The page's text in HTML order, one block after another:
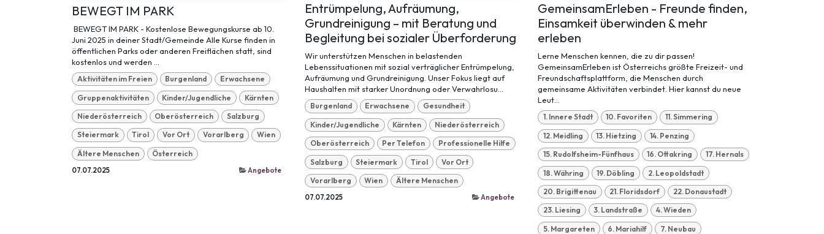
BEWEGT IM PARK
BEWEGT IM PARK - Kostenlose Bewegungskurse ab 10.
Juni 2025 in deiner Stadt/Gemeinde Alle Kurse finden in
öffentlichen Parks oder anderen Freiflächen statt, sind
kostenlos und werden ...
Aktivitäten im Freien Burgenland Erwachsene
Gruppenaktivitäten Kinder/Jugendliche Kärnten
Niederösterreich Oberösterreich Salzburg
Steiermark Tirol Vor Ort Vorarlberg Wien
Ältere Menschen Österreich
07.07.2025 Angebote
Entrümpelung, Aufräumung,
Grundreinigung – mit Beratung und
Begleitung bei sozialer Überforderung
Wir unterstützen Menschen in belastenden
Lebenssituationen mit sozial verträglicher Entrümpelung,
Aufräumung und Grundreinigung. Unser Fokus liegt auf
Haushalten mit starker Unordnung oder Verwahrlosu...
Burgenland Erwachsene Gesundheit
Kinder/Jugendliche Kärnten Niederösterreich
Oberösterreich Per Telefon Professionelle Hilfe
Salzburg Steiermark Tirol Vor Ort
Vorarlberg Wien Ältere Menschen
07.07.2025 Angebote
GemeinsamErleben - Freunde finden,
Einsamkeit überwinden & mehr
erleben
Lerne Menschen kennen, die zu dir passen!
GemeinsamErleben ist Österreichs größte Freizeit- und
Freundschaftsplattform, die Menschen durch
gemeinsame Aktivitäten verbindet. Hier kannst du neue
Leut...
1. Innere Stadt 10. Favoriten 11. Simmering
12. Meidling 13. Hietzing 14. Penzing
15. Rudolfsheim-Fünfhaus 16. Ottakring 17. Hernals
18. Währing 19. Döbling 2. Leopoldstadt
20. Brigittenau 21. Floridsdorf 22. Donaustadt
23. Liesing 3. Landstraße 4. Wieden
5. Margareten 6. Mariahilf 7. Neubau